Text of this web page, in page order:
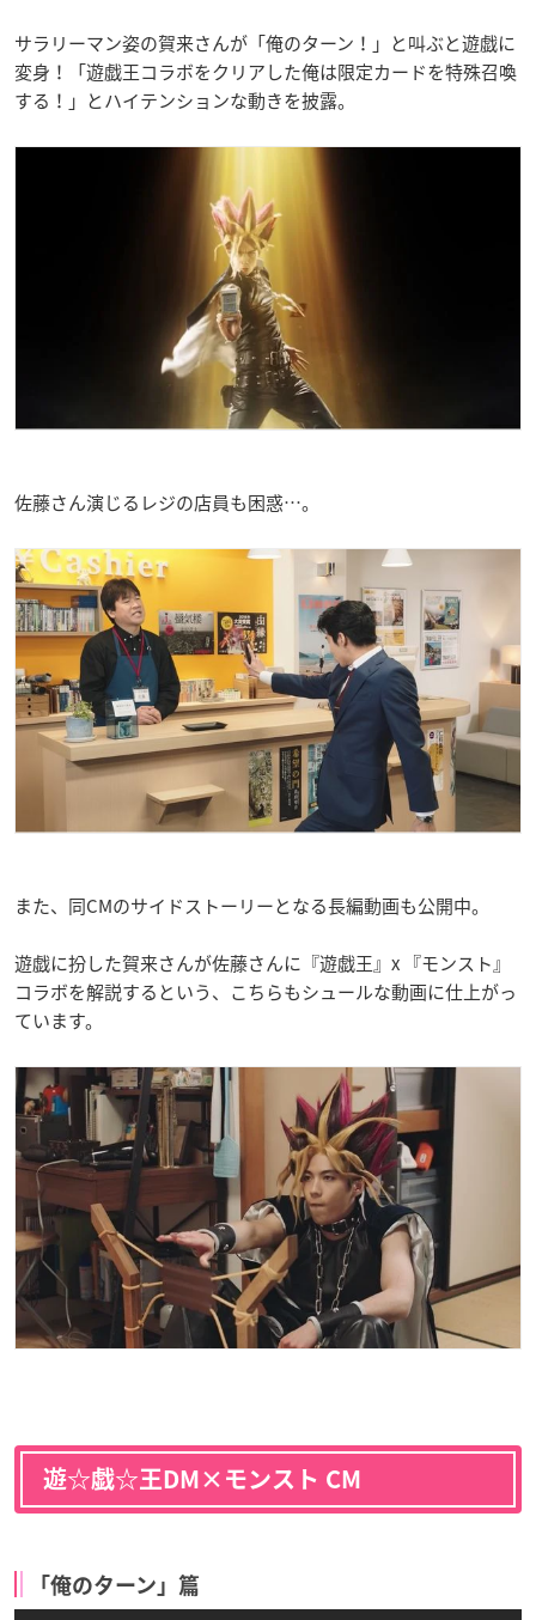
サラリーマン姿の賀来さんが「俺のターン！」と叫ぶと遊戯に
変身！「遊戯王コラボをクリアした俺は限定カードを特殊召喚
する！」とハイテンションな動きを披露。
佐藤さん演じるレジの店員も困惑…。
また、同CMのサイドストーリーとなる長編動画も公開中。
遊戯に扮した賀来さんが佐藤さんに『遊戯王』x 『モンスト』
コラボを解説するという、こちらもシュールな動画に仕上がっ
ています。
遊☆戯☆王DM×モンスト CM
「俺のターン」篇